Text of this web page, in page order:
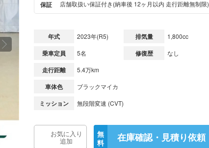
保証 店舗取扱い保証付き(納車後 12ヶ月以内 走行距離無制限)
年式 2023年(R5) 排気量 1,800cc
乗車定員 5名 修復歴 なし
走行距離 5.4万km
車体色 ブラックマイカ
ミッション 無段階変速 (CVT)
お気に入り
追加
無
料
在庫確認・見積り依頼